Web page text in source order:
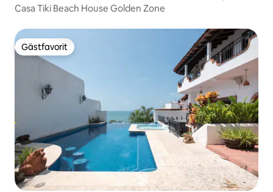
Casa Tiki Beach House Golden Zone
Gästfavorit
Gästfavorit